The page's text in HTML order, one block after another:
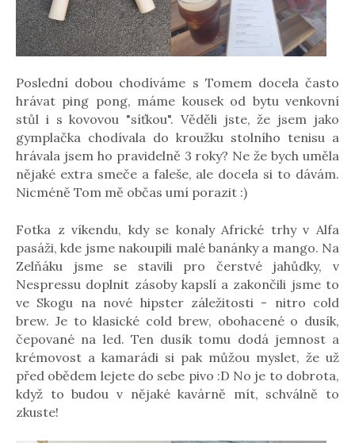
Poslední dobou chodíváme s Tomem docela často
hrávat ping pong, máme kousek od bytu venkovní
stůl i s kovovou "síťkou". Věděli jste, že jsem jako
gymplačka chodívala do kroužku stolního tenisu a
hrávala jsem ho pravidelně 3 roky? Ne že bych uměla
nějaké extra smeče a faleše, ale docela si to dávám.
Nicméně Tom mě občas umí porazit :)
Fotka z víkendu, kdy se konaly Africké trhy v Alfa
pasáži, kde jsme nakoupili malé banánky a mango. Na
Zelňáku jsme se stavili pro čerstvé jahůdky, v
Nespressu doplnit zásoby kapslí a zakončili jsme to
ve Skogu na nové hipster záležitosti - nitro cold
brew. Je to klasické cold brew, obohacené o dusík,
čepované na led. Ten dusík tomu dodá jemnost a
krémovost a kamarádi si pak můžou myslet, že už
před obědem lejete do sebe pivo :D No je to dobrota,
když to budou v nějaké kavárně mít, schválně to
zkuste!